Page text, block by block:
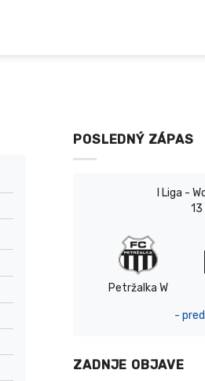
POSLEDNÝ ZÁPAS
I Liga -
Petržalka W
-
ZADNJE OBJAVE